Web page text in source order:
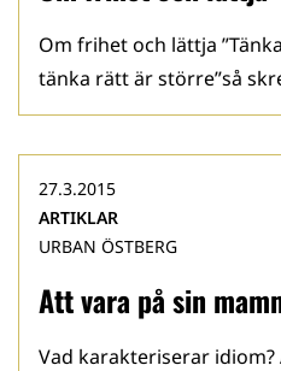
Om frihet och lättja
tänka rätt är större”så
Att vara på sin
27.3.2015
ARTIKLAR
URBAN ÖSTBERG
Vad karakteriserar